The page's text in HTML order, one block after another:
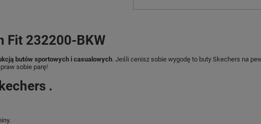
Fit 232200-BKW
butów sportowych i casualowych. Jeśli cenisz sobie wygodę to buty Skechers na
sobie parę!
.